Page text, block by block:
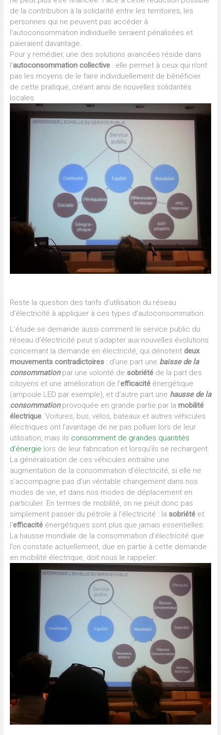
de la contribution à la solidarité entre les territoires, les
personnes qui ne peuvent pas accéder à
l’autoconsommation individuelle seraient pénalisées et
paieraient davantage.
Pour y remédier, une des solutions avancées réside dans
l’autoconsommation collective: elle permet à ceux qui n’ont
pas les moyens de le faire individuellement de bénéficier
de cette pratique, créant ainsi de nouvelles solidarités
locales.
Reste la question des tarifs d’utilisation du réseau
d’électricité à appliquer à ces types d’autoconsommation.
L’étude se demande aussi comment le service public du
réseau d’électricité peut s’adapter aux nouvelles évolutions
concernant la demande en électricité, qui dénotent deux
mouvements contradictoires: d’une part une baisse de la
consommationpar une volonté de sobriétéde la part des
citoyens et une amélioration de l’efficacitéénergétique
(ampoule LED par exemple), et d’autre part une hausse de la
consommationprovoquée en grande partie par la mobilité
électrique. Voitures, bus, vélos, bateaux et autres véhicules
électriques ont l’avantage de ne pas polluer lors de leur
utilisation, mais ils consomment de grandes quantités
d’énergie lors de leur fabrication et lorsqu’ils se rechargent.
La généralisation de ces véhicules entraîne une
augmentation de la consommation d’électricité, si elle ne
s’accompagne pas d’un véritable changement dans nos
modes de vie, et dans nos modes de déplacement en
particulier. En termes de mobilité, on ne peut donc pas
simplement passer du pétrole à l’électricité : la sobriété et
l’efficacitéénergétiques sont plus que jamais essentielles.
La hausse mondiale de la consommation d’électricité que
l’on constate actuellement, due en partie à cette demande
en mobilité électrique, doit nous le rappeler.